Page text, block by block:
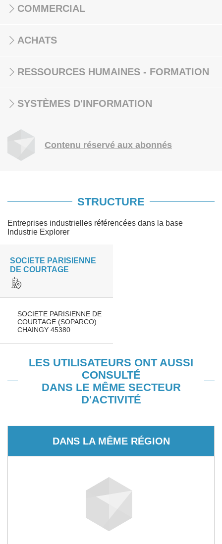
COMMERCIAL
ACHATS
RESSOURCES HUMAINES - FORMATION
SYSTÈMES D'INFORMATION
Contenu réservé aux abonnés
STRUCTURE
Entreprises industrielles référencées dans la base
Industrie Explorer
SOCIETE PARISIENNE
DE COURTAGE
SOCIETE PARISIENNE DE
COURTAGE (SOPARCO)
CHAINGY 45380
LES UTILISATEURS ONT AUSSI
CONSULTÉ
DANS LE MÊME SECTEUR
D'ACTIVITÉ
DANS LA MÊME RÉGION